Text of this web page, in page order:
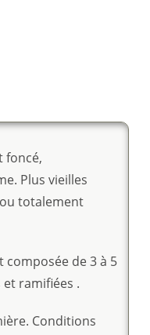
foncé,
Plus vieilles
totalement
de 3 à 5
ramifiées .
Conditions